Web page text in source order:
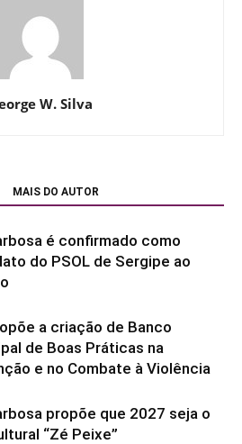
W. Silva
MAIS DO AUTOR
é confirmado como
do PSOL de Sergipe ao
a criação de Banco
de Boas Práticas na
e no Combate à Violência
propõe que 2027 seja o
“Zé Peixe”